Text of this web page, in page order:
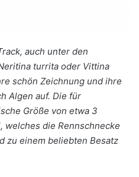
auch unter den
turrita oder Vittina
schön Zeichnung und ihre
Algen auf. Die für
Größe von etwa 3
welches die Rennschnecke
zu einem beliebten Besatz